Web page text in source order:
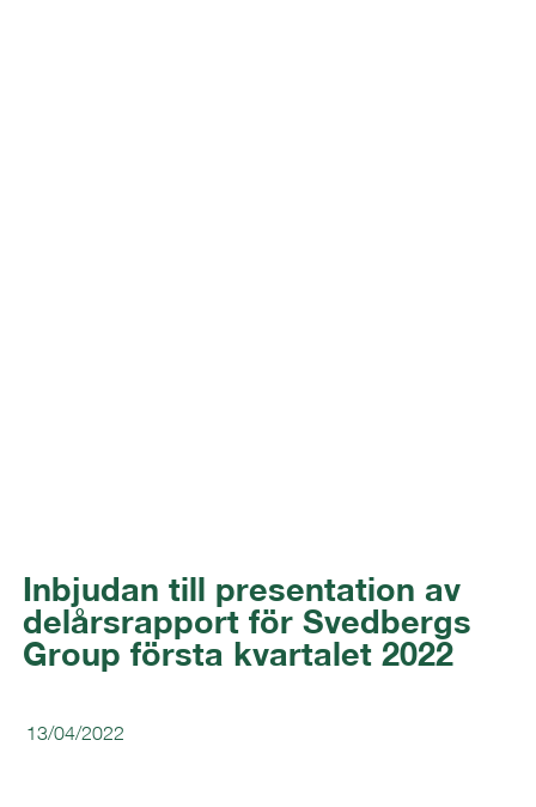
Inbjudan till presentation av
delårsrapport för Svedbergs
Group första kvartalet 2022
13/04/2022